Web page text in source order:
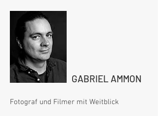
GABRIEL AMMON
Fotograf und Filmer mit Weitblick